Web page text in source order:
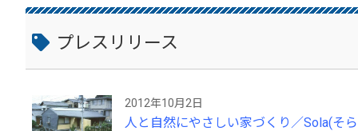
プレスリリース
2012年10月2日
人と自然にやさしい家づくり／Sola(そ